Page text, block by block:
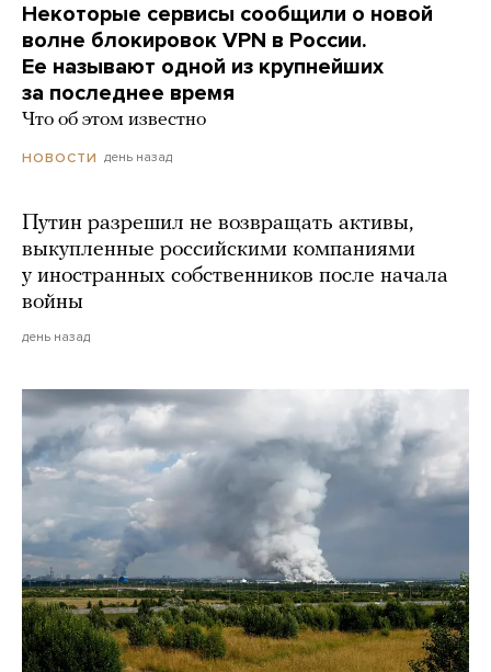
Некоторые сервисы сообщили о новой
волне блокировок VPN в России.
Ее называют одной из крупнейших
за последнее время
Что об этом известно
НОВОСТИ день назад
Путин разрешил не возвращать активы,
выкупленные российскими компаниями
у иностранных собственников после начала
войны
день назад